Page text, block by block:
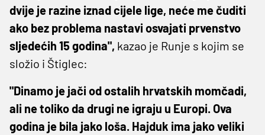
dvije je razine iznad cijele lige, neće me čuditi
ako bez problema nastavi osvajati prvenstvo
sljedećih 15 godina", kazao je Runje s kojim se
složio i Štiglec:
"Dinamo je jači od ostalih hrvatskih momčadi,
ali ne toliko da drugi ne igraju u Europi. Ova
godina je bila jako loša. Hajduk ima jako veliki